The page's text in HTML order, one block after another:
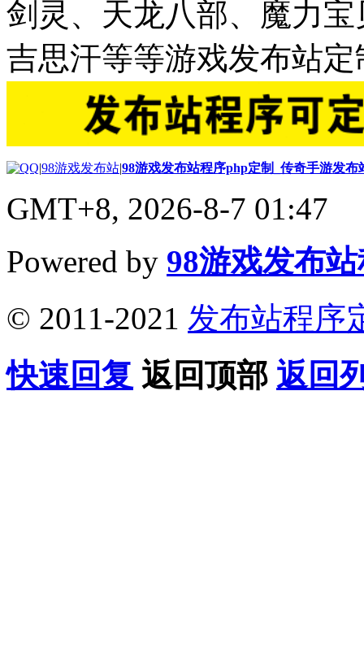
剑灵、天龙八部、魔力
吉思汗等等游戏发布站定
|98游戏发布站|98游戏发布站程序php定制_传奇手游发
GMT+8, 2026-8-7 01:47
Powered by 98游戏发布
© 2011-2021 发布站程序
快速回复 返回顶部 返回